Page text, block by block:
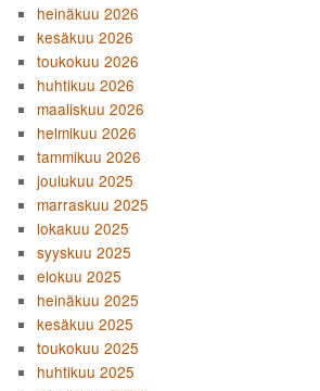
heinäkuu 2026
kesäkuu 2026
toukokuu 2026
huhtikuu 2026
maaliskuu 2026
helmikuu 2026
tammikuu 2026
joulukuu 2025
marraskuu 2025
lokakuu 2025
syyskuu 2025
elokuu 2025
heinäkuu 2025
kesäkuu 2025
toukokuu 2025
huhtikuu 2025